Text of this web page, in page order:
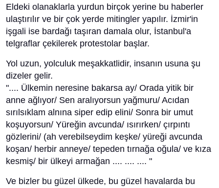
Eldeki olanaklarla yurdun birçok yerine bu haberler
ulaştırılır ve bir çok yerde mitingler yapılır. İzmir'in
işgali ise bardağı taşıran damala olur, İstanbul'a
telgraflar çekilerek protestolar başlar.
Yol uzun, yolculuk meşakkatlidir, insanın usuna şu
dizeler gelir.
".... Ülkemin neresine bakarsa ay/ Orada yitik bir
anne ağlıyor/ Sen aralıyorsun yağmuru/ Acıdan
sırılsıklam alnına siper edip elini/ Sonra bir umut
koşuyorsun/ Yüreğin avcunda/ ısırırken/ çırpıntı
gözlerini/ (ah verebilseydim keşke/ yüreği avcunda
koşan/ herbir anneye/ tepeden tırnağa oğula/ ve kıza
kesmiş/ bir ülkeyi armağan .... .... .... "
Ve bizler bu güzel ülkede, bu güzel havalarda bu